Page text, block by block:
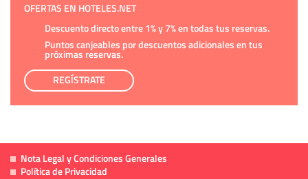
OFERTAS EN HOTELES.NET
Descuento directo entre 1% y 7% en todas tus reservas.
Puntos canjeables por descuentos adicionales en tus
próximas reservas.
REGÍSTRATE
Nota Legal y Condiciones Generales
Política de Privacidad